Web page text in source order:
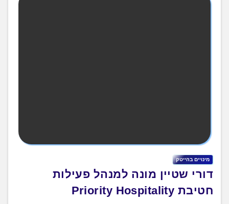
מינויים בהייטק
דורי שטיין מונה למנהל פעילות
חטיבת Priority Hospitality